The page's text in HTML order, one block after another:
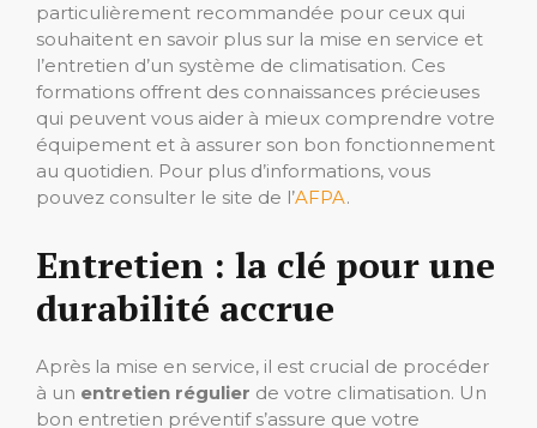
particulièrement recommandée pour ceux qui
souhaitent en savoir plus sur la mise en service et
l’entretien d’un système de climatisation. Ces
formations offrent des connaissances précieuses
qui peuvent vous aider à mieux comprendre votre
équipement et à assurer son bon fonctionnement
au quotidien. Pour plus d’informations, vous
pouvez consulter le site de l’AFPA.
Entretien : la clé pour une
durabilité accrue
Après la mise en service, il est crucial de procéder
à un entretien régulier de votre climatisation. Un
bon entretien préventif s’assure que votre